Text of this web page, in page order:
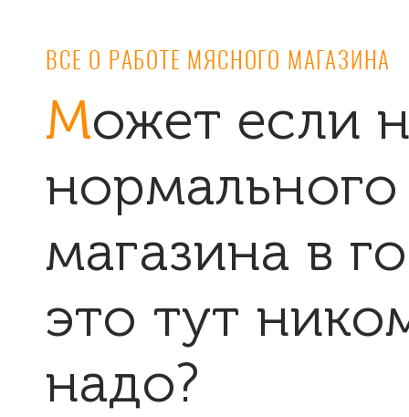
ВСЕ О РАБОТЕ МЯСНОГО МАГАЗИНА
Может если нет
магазина в
это тут
надо?